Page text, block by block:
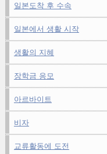
일본도착 후 수속
일본에서 생활 시작
생활의 지혜
장학금 응모
아르바이트
비자
교류활동에 도전